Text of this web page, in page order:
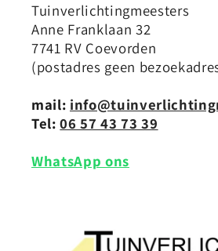
Tuinverlichtingmeesters
Anne Franklaan 32
7741 RV Coevorden
(postadres geen
mail:
Tel:06 57 43 73 39
WhatsApp ons